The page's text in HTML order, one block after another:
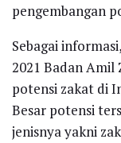
pengembangan
Sebagai
2021 Badan
potensi zakat di
Besar potensi
jenisnya yakni